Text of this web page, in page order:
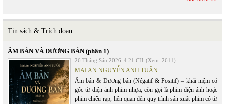
Tin sách & Trích đoạn
ÂM BẢN VÀ DƯƠNG BẢN (phần 1)
26 Tháng Sáu 2026 4:21 CH (Xem: 2611)
MAI AN NGUYỄN ANH TUẤN
Âm bản & Dương bản (Négatif & Positif) – khái niệm có
gốc từ điện ảnh phim nhựa, còn gọi là phim điện ảnh hoặc
phim chiếu rạp, liên quan đến quy trình sản xuất phim có từ